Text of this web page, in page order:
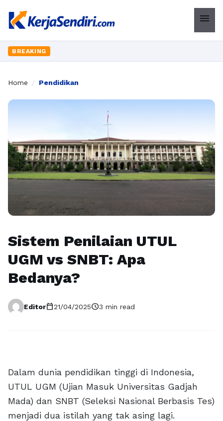
menu
BREAKING
Home / Pendidikan
Sistem Penilaian UTUL
UGM vs SNBT: Apa
Bedanya?
Editorcalendar_today21/04/2025schedule3 min read
Dalam dunia pendidikan tinggi di Indonesia,
UTUL UGM (Ujian Masuk Universitas Gadjah
Mada) dan SNBT (Seleksi Nasional Berbasis Tes)
menjadi dua istilah yang tak asing lagi.